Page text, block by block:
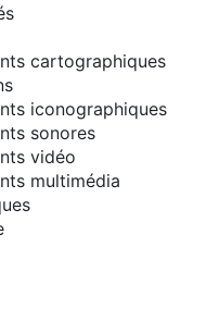
cartographiques
iconographiques
sonores
vidéo
multimédia